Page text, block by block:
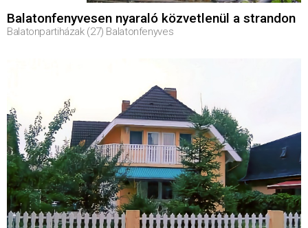
Balatonfenyvesen nyaraló közvetlenül a strandon
Balatonpartiházak (27) Balatonfenyves